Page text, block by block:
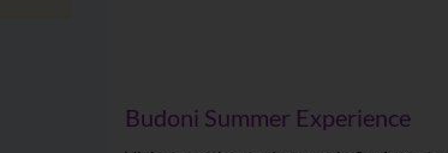
Budoni Summer Experience